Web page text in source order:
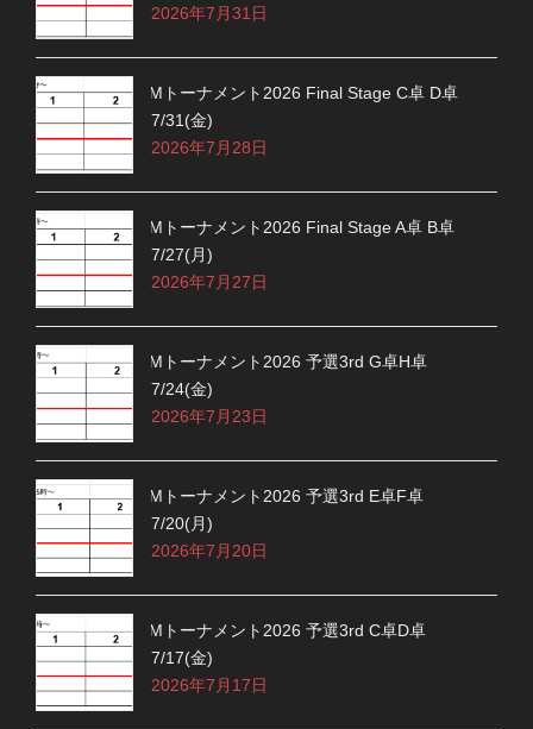
2026年7月31日
Mトーナメント2026 Final Stage C卓 D卓
7/31(金)
2026年7月28日
Mトーナメント2026 Final Stage A卓 B卓
7/27(月)
2026年7月27日
Mトーナメント2026 予選3rd G卓H卓
7/24(金)
2026年7月23日
Mトーナメント2026 予選3rd E卓F卓
7/20(月)
2026年7月20日
Mトーナメント2026 予選3rd C卓D卓
7/17(金)
2026年7月17日